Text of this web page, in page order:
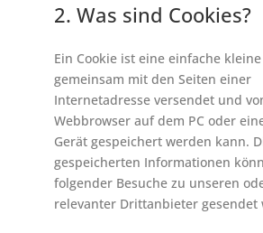
2. Was sind Cookies?
Ein Cookie ist eine einfache
gemeinsam mit den Seiten einer
Internetadresse versendet und
Webbrowser auf dem PC oder
Gerät gespeichert werden kann.
gespeicherten Informationen
folgender Besuche zu unseren
relevanter Drittanbieter gesendet